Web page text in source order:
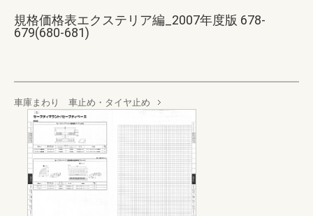
規格価格表エクステリア編_2007年度版 678-
679(680-681)
車庫まわり 車止め・タイヤ止め